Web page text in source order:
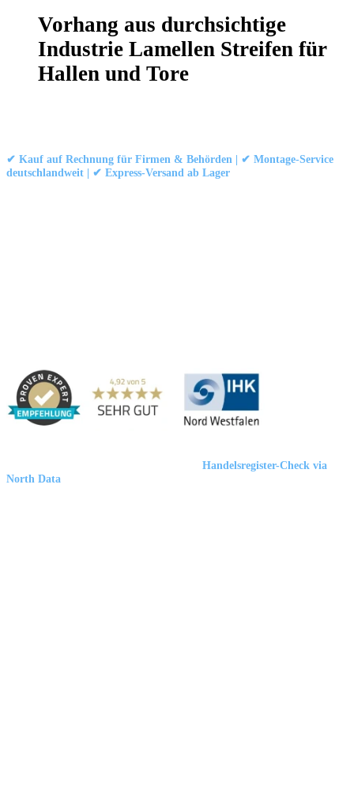
Vorhang aus durchsichtige
Industrie Lamellen Streifen für
Hallen und Tore
✔ Kauf auf Rechnung für Firmen & Behörden | ✔ Montage-Service
deutschlandweit | ✔ Express-Versand ab Lager
Handelsregister-Check via
North Data